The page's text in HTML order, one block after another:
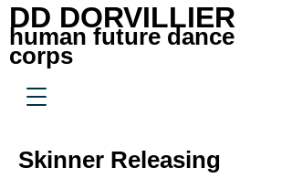
DD DORVILLIER
human future dance
corps
Skinner Releasing